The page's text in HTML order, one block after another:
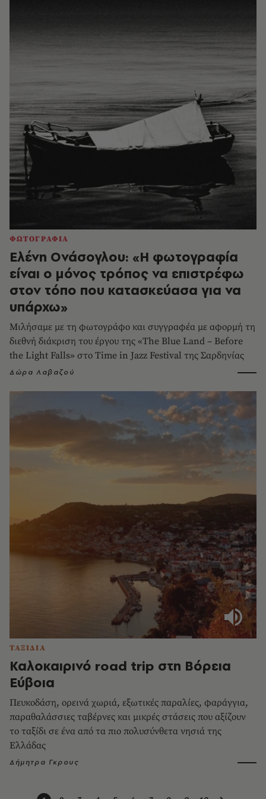
ΦΩΤΟΓΡΑΦΙΑ
Ελένη Ονάσογλου: «Η φωτογραφία
είναι ο μόνος τρόπος να επιστρέφω
στον τόπο που κατασκεύασα για να
υπάρχω»
Μιλήσαμε με τη φωτογράφο και συγγραφέα με αφορμή τη
διεθνή διάκριση του έργου της «The Blue Land – Before
the Light Falls» στο Time in Jazz Festival της Σαρδηνίας
Δώρα Λαβαζού
ΤΑΞΙΔΙΑ
Καλοκαιρινό road trip στη Βόρεια
Εύβοια
Πευκοδάση, ορεινά χωριά, εξωτικές παραλίες, φαράγγια,
παραθαλάσσιες ταβέρνες και μικρές στάσεις που αξίζουν
το ταξίδι σε ένα από τα πιο πολυσύνθετα νησιά της
Ελλάδας
Δήμητρα Γκρους